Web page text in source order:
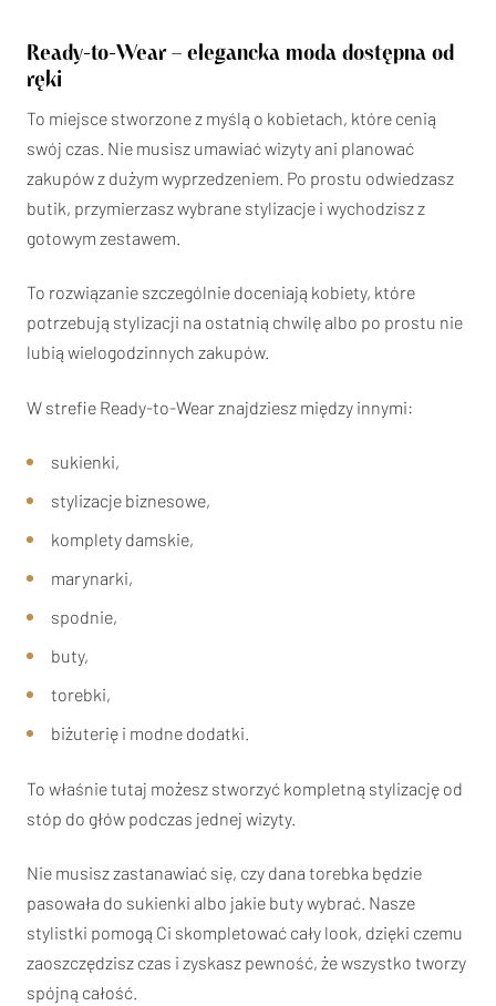
Ready-to-Wear – elegancka moda dostępna od
ręki
To miejsce stworzone z myślą o kobietach, które cenią
swój czas. Nie musisz umawiać wizyty ani planować
zakupów z dużym wyprzedzeniem. Po prostu odwiedzasz
butik, przymierzasz wybrane stylizacje i wychodzisz z
gotowym zestawem.
To rozwiązanie szczególnie doceniają kobiety, które
potrzebują stylizacji na ostatnią chwilę albo po prostu nie
lubią wielogodzinnych zakupów.
W strefie Ready-to-Wear znajdziesz między innymi:
sukienki,
stylizacje biznesowe,
komplety damskie,
marynarki,
spodnie,
buty,
torebki,
biżuterię i modne dodatki.
To właśnie tutaj możesz stworzyć kompletną stylizację od
stóp do głów podczas jednej wizyty.
Nie musisz zastanawiać się, czy dana torebka będzie
pasowała do sukienki albo jakie buty wybrać. Nasze
stylistki pomogą Ci skompletować cały look, dzięki czemu
zaoszczędzisz czas i zyskasz pewność, że wszystko tworzy
spójną całość.